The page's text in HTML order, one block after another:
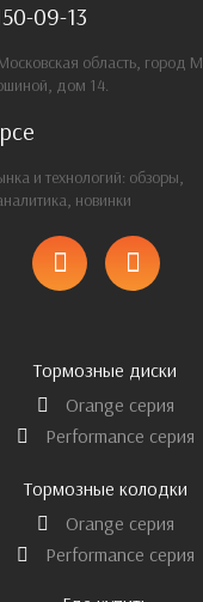
09-13
область, город
дом 14.
и технологий: обзоры,
новинки
Тормозные диски
Orange серия
Performance серия
Тормозные колодки
Orange серия
Performance серия